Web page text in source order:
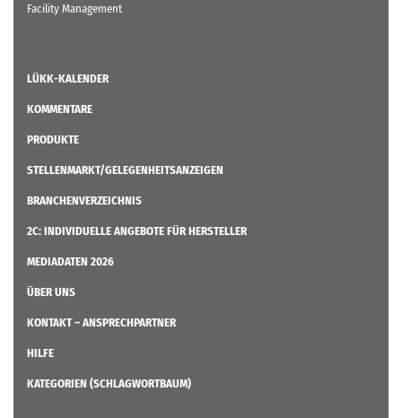
Facility Management
LÜKK-KALENDER
KOMMENTARE
PRODUKTE
STELLENMARKT/GELEGENHEITSANZEIGEN
BRANCHENVERZEICHNIS
2C: INDIVIDUELLE ANGEBOTE FÜR HERSTELLER
MEDIADATEN 2026
ÜBER UNS
KONTAKT – ANSPRECHPARTNER
HILFE
KATEGORIEN (SCHLAGWORTBAUM)